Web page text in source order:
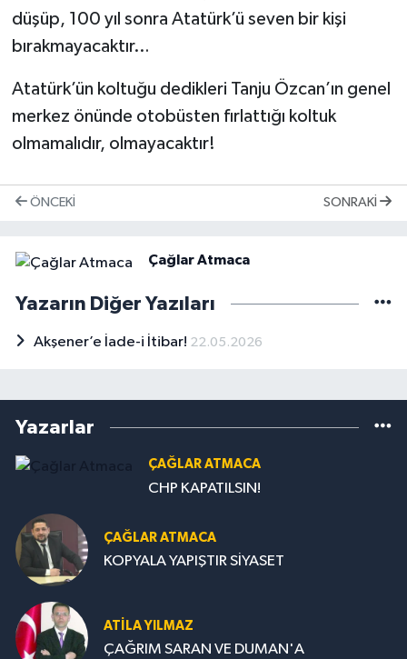
düşüp, 100 yıl sonra Atatürk’ü seven bir kişi
bırakmayacaktır…
Atatürk’ün koltuğu dedikleri Tanju Özcan’ın genel
merkez önünde otobüsten fırlattığı koltuk
olmamalıdır, olmayacaktır!
ÖNCEKI SONRAKI
Çağlar Atmaca
Yazarın Diğer Yazıları
Akşener’e İade-i İtibar! 22.05.2026
Yazarlar
ÇAĞLAR ATMACA
CHP KAPATILSIN!
ÇAĞLAR ATMACA
KOPYALA YAPIŞTIR SİYASET
ATILA YILMAZ
ÇAĞRIM SARAN VE DUMAN'A